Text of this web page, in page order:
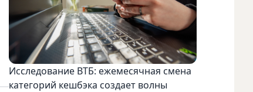
Исследование ВТБ: ежемесячная смена
категорий кешбэка создает волны